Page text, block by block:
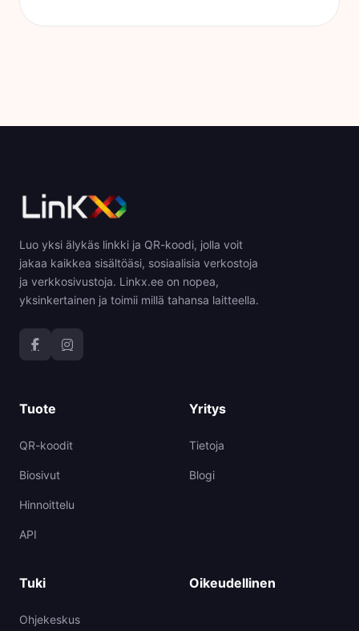
Luo yksi älykäs linkki ja QR-koodi, jolla voit
jakaa kaikkea sisältöäsi, sosiaalisia verkostoja
ja verkkosivustoja. Linkx.ee on nopea,
yksinkertainen ja toimii millä tahansa laitteella.
Tuote
QR-koodit
Biosivut
Hinnoittelu
API
Yritys
Tietoja
Blogi
Tuki
Ohjekeskus
Oikeudellinen